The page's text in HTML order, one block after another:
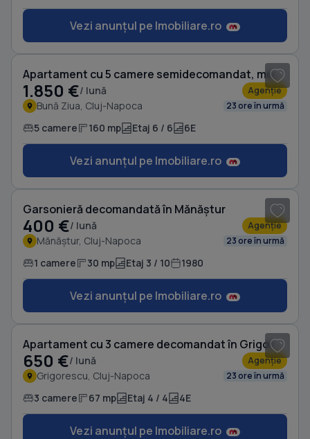
Vezi anunțul pe Imobiliare.ro
Apartament cu 5 camere semidecomandat, mobilat în Bună Ziua
1.850 €/ lună Agenție
Bună Ziua, Cluj-Napoca 23 ore în urmă
5 camere 160 mp Etaj 6 / 6 6E
Vezi anunțul pe Imobiliare.ro
Garsonieră decomandată în Mănăștur
400 €/ lună Agenție
Mănăștur, Cluj-Napoca 23 ore în urmă
1 camere 30 mp Etaj 3 / 10 1980
Vezi anunțul pe Imobiliare.ro
Apartament cu 3 camere decomandat în Grigorescu
650 €/ lună Agenție
Grigorescu, Cluj-Napoca 23 ore în urmă
3 camere 67 mp Etaj 4 / 4 4E
Vezi anunțul pe Imobiliare.ro